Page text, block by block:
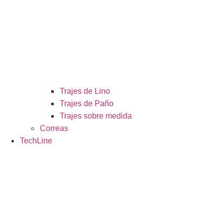
Trajes de Lino
Trajes de Paño
Trajes sobre medida
Correas
TechLine